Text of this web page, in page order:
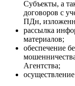
Субъекты, а
договоров с
ПДн,
рассылка
материалов;
обеспечение
Агентства;